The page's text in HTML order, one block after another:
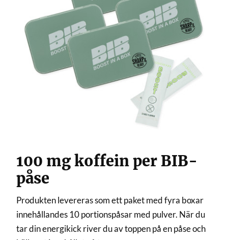
100 mg koffein per BIB-
påse
Produkten levereras som ett paket med fyra boxar
innehållandes 10 portionspåsar med pulver. När du
tar din energikick river du av toppen på en påse och